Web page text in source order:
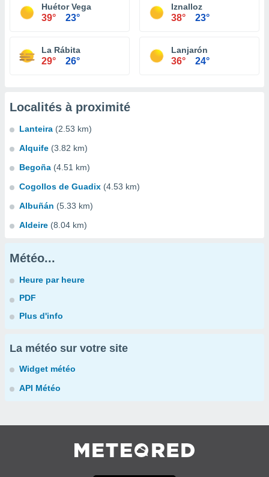
Huétor Vega
39° 23°
Iznalloz
38° 23°
La Rábita
29° 26°
Lanjarón
36° 24°
Localités à proximité
Lanteira (2.53 km)
Alquife (3.82 km)
Begoña (4.51 km)
Cogollos de Guadix (4.53 km)
Albuñán (5.33 km)
Aldeire (8.04 km)
Météo...
Heure par heure
PDF
Plus d'info
La météo sur votre site
Widget météo
API Météo